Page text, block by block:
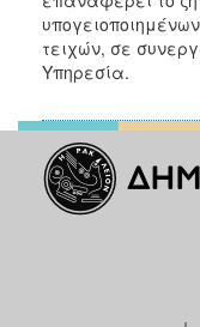
τειχών, σε
Υπηρεσία.